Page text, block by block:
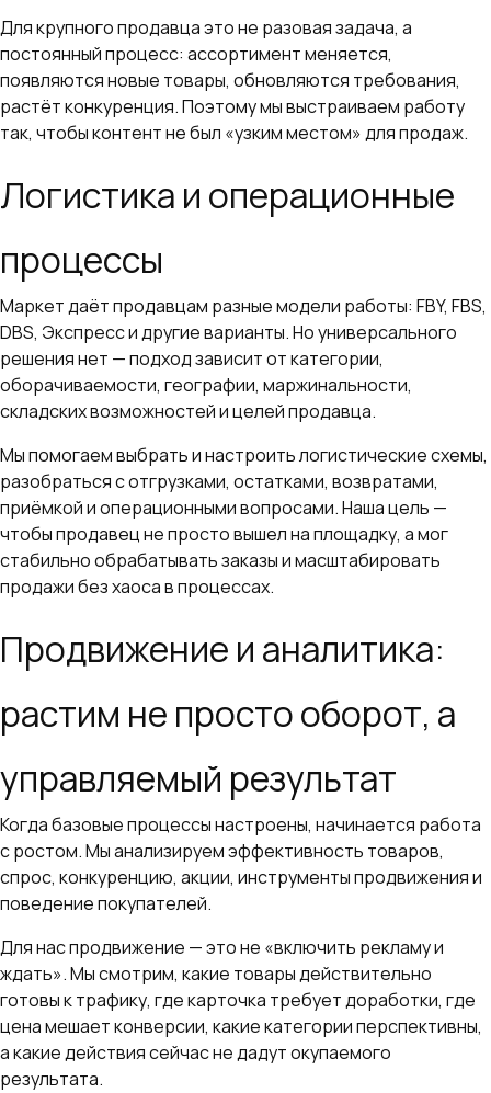
Для крупного продавца это не разовая задача, а
постоянный процесс: ассортимент меняется,
появляются новые товары, обновляются требования,
растёт конкуренция. Поэтому мы выстраиваем работу
так, чтобы контент не был «узким местом» для продаж.
Логистика и операционные
процессы
Маркет даёт продавцам разные модели работы: FBY, FBS,
DBS, Экспресс и другие варианты. Но универсального
решения нет — подход зависит от категории,
оборачиваемости, географии, маржинальности,
складских возможностей и целей продавца.
Мы помогаем выбрать и настроить логистические схемы,
разобраться с отгрузками, остатками, возвратами,
приёмкой и операционными вопросами. Наша цель —
чтобы продавец не просто вышел на площадку, а мог
стабильно обрабатывать заказы и масштабировать
продажи без хаоса в процессах.
Продвижение и аналитика:
растим не просто оборот, а
управляемый результат
Когда базовые процессы настроены, начинается работа
с ростом. Мы анализируем эффективность товаров,
спрос, конкуренцию, акции, инструменты продвижения и
поведение покупателей.
Для нас продвижение — это не «включить рекламу и
ждать». Мы смотрим, какие товары действительно
готовы к трафику, где карточка требует доработки, где
цена мешает конверсии, какие категории перспективны,
а какие действия сейчас не дадут окупаемого
результата.